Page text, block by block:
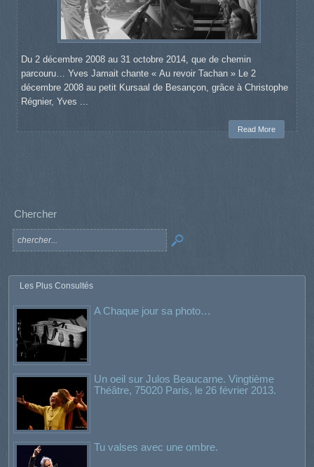
Du 2 décembre 2008 au 31 octobre 2014, que de chemin
parcouru… Yves Jamait chante « Au revoir Tachan » Le 2
décembre 2008 au petit Kursaal de Besançon, grâce à Christophe
Régnier, Yves ...
Read More
Chercher
Les Plus Consultés
A Chaque jour sa photo…
Un oeil sur Julos Beaucarne. Vingtième
Théâtre, 75020 Paris, le 26 février 2013.
Tu valses avec une ombre.